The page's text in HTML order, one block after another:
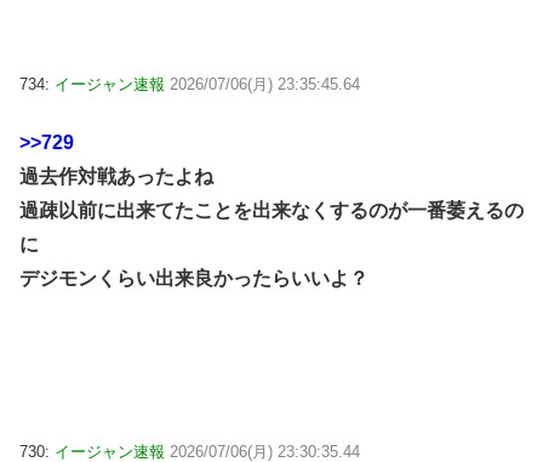
734: イージャン速報 2026/07/06(月) 23:35:45.64
>>729
過去作対戦あったよね
過疎以前に出来てたことを出来なくするのが一番萎えるの
に
デジモンくらい出来良かったらいいよ？
730: イージャン速報 2026/07/06(月) 23:30:35.44